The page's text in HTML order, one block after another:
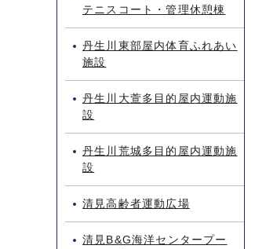
テニスコート・管理休憩棟
丹生川東部屋内体育ふれあい
施設
丹生川大萱多目的屋内運動施
設
丹生川荒城多目的屋内運動施
設
清見高齢者運動広場
清見B&G海洋センタープー